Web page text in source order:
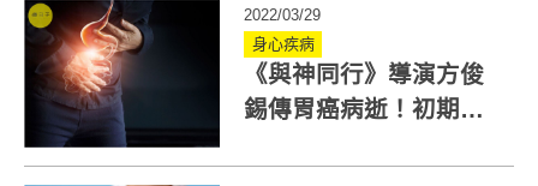
2022/03/29
身心疾病
《與神同行》導演方俊
錫傳胃癌病逝！初期症